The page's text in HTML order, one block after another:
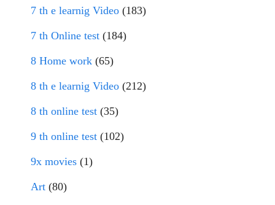
7 th e learnig Video (183)
7 th Online test (184)
8 Home work (65)
8 th e learnig Video (212)
8 th online test (35)
9 th online test (102)
9x movies (1)
Art (80)